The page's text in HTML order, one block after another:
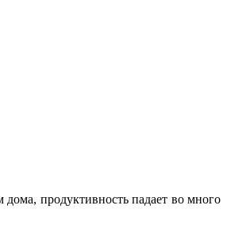
продуктивность падает во много